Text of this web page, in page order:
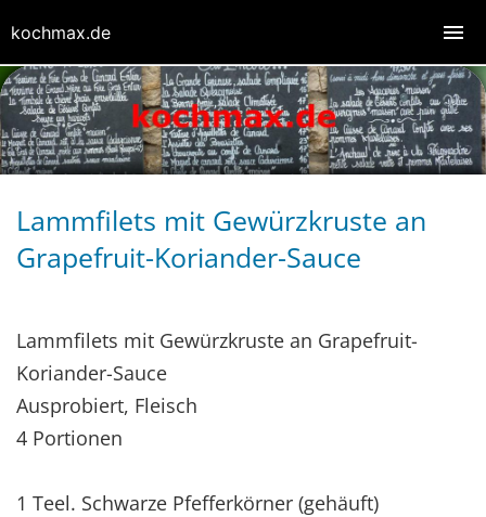
Lammfilets mit Gewürzkruste an
Grapefruit-Koriander-Sauce
Lammfilets mit Gewürzkruste an Grapefruit-
Koriander-Sauce
Ausprobiert, Fleisch
4 Portionen
1 Teel. Schwarze Pfefferkörner (gehäuft)
kochmax.de